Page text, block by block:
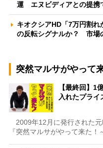
運 エヌビディアとの提
キオクシアHD「7万円割
の反転シグナルか？ 市場
突然マルサがやって
【最終回】1
入れたプラ
2009年12月に発行された
『突然マルサがやって来た！